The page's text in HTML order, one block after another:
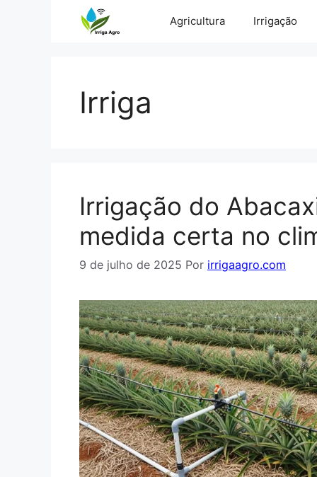
Agricultura Irrigação
Irriga
Irrigação do
medida certa no
9 de julho de 2025 Por irrigaagro.com